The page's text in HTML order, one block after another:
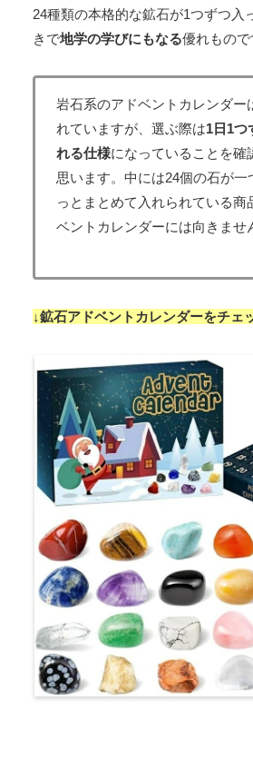
24種類の本格的な鉱石が1つずつ入
きで地学の学びにもなる優れもので
岩石系のアドベントカレンダー
れていますが、選ぶ際は1日1つ
れる仕様になっていることを確
思います。中には24個の石が一
っとまとめて入れられている商
ベントカレンダーには向きませ
↓鉱石アドベントカレンダーをチェ